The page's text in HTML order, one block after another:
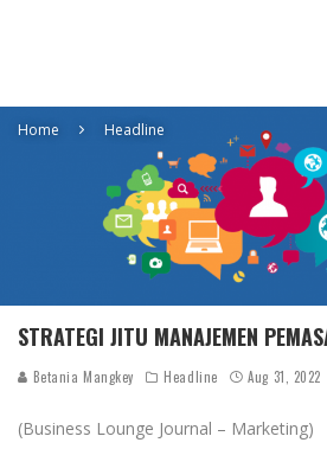
Home Headline
STRATEGI JITU MANAJEMEN
Betania Mangkey Headline Aug 31, 2022
(Business Lounge Journal – Marketing)